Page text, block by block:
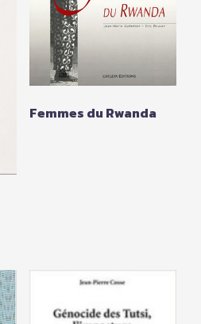
Femmes du Rwanda